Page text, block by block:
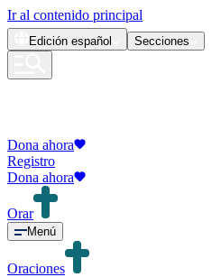
Ir al contenido principal
Edición español Secciones
Dona ahora
Registro
Dona ahora
Orar
Menú
Oraciones